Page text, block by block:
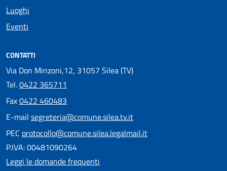
Luoghi
Eventi
CONTATTI
Via Don Minzoni,12, 31057 Silea (TV)
Tel.0422 365711
Fax0422 460483
E-mail segreteria@comune.silea.tv.it
PEC protocollo@comune.silea.legalmail.it
P.IVA: 00481090264
Leggi le domande frequenti